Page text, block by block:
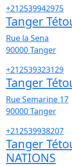
+212539942975
Tanger
Rue la Sena
90000Tanger
+212539323129
Tanger
Rue Semarine 17
90000Tanger
+212539938207
Tanger
NATIONS